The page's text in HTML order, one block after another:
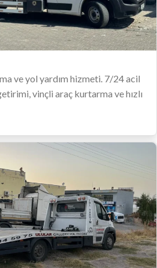
ve yol yardım hizmeti. 7/24 acil
vinçli araç kurtarma ve hızlı